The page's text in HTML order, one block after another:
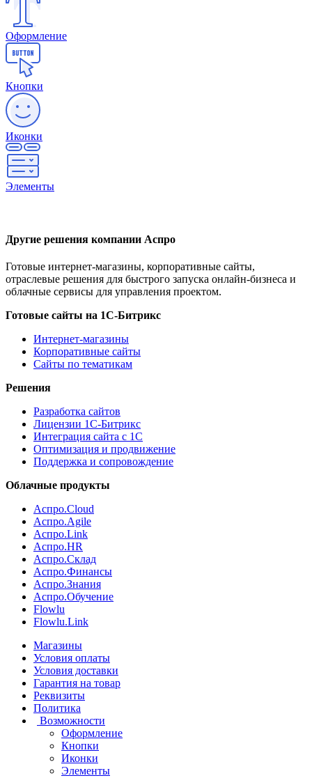
Оформление
Кнопки
Иконки
Элементы
Другие решения компании Аспро
Готовые интернет-магазины, корпоративные сайты,
отраслевые решения для быстрого запуска онлайн-бизнеса и
облачные сервисы для управления проектом.
Готовые сайты на 1С-Битрикс
Интернет-магазины
Корпоративные сайты
Сайты по тематикам
Решения
Разработка сайтов
Лицензии 1С-Битрикс
Интеграция сайта с 1С
Оптимизация и продвижение
Поддержка и сопровождение
Облачные продукты
Аспро.Cloud
Аспро.Agile
Аспро.Link
Аспро.HR
Аспро.Склад
Аспро.Финансы
Аспро.Знания
Аспро.Обучение
Flowlu
Flowlu.Link
Магазины
Условия оплаты
Условия доставки
Гарантия на товар
Реквизиты
Политика
Возможности
Оформление
Кнопки
Иконки
Элементы